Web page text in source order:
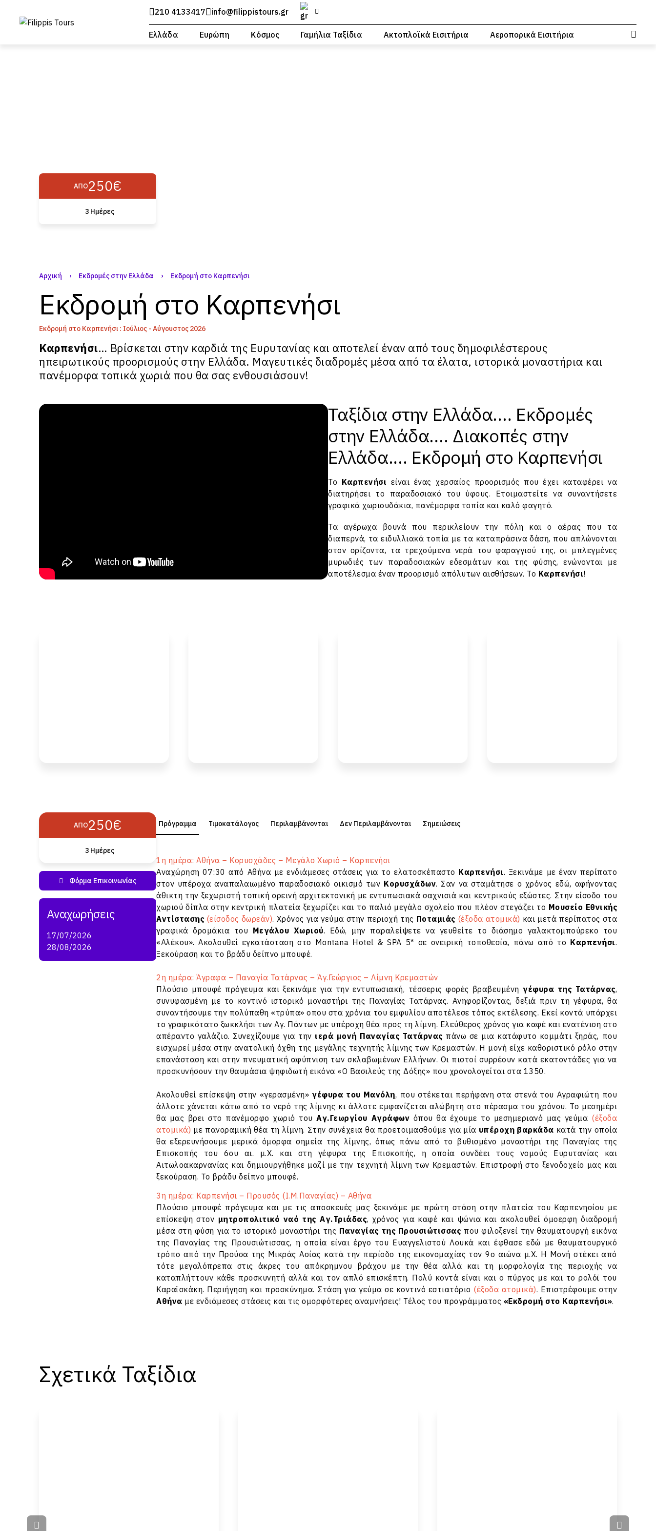
210 4133417 info@filippistours.gr
Ελλάδα Ευρώπη Κόσμος Γαμήλια Ταξίδια Ακτοπλοϊκά Εισιτήρια Αεροπορικά Εισιτήρια
ΑΠΌ250€
3 Ημέρες
Αρχική › Εκδρομές στην Ελλάδα › Εκδρομή στο Καρπενήσι
Εκδρομή στο Καρπενήσι
Εκδρομή στο Καρπενήσι : Ιούλιος - Αύγουστος 2026
Καρπενήσι… Βρίσκεται στην καρδιά της Ευρυτανίας και αποτελεί έναν από τους δημοφιλέστερους
ηπειρωτικούς προορισμούς στην Ελλάδα. Μαγευτικές διαδρομές μέσα από τα έλατα, ιστορικά μοναστήρια και
πανέμορφα τοπικά χωριά που θα σας ενθουσιάσουν!
Ταξίδια στην Ελλάδα.... Εκδρομές
στην Ελλάδα.... Διακοπές στην
Ελλάδα.... Εκδρομή στο Καρπενήσι
Το Καρπενήσι είναι ένας χερσαίος προορισμός που έχει καταφέρει να
διατηρήσει το παραδοσιακό του ύφους. Ετοιμαστείτε να συναντήσετε
γραφικά χωριουδάκια, πανέμορφα τοπία και καλό φαγητό.
Τα αγέρωχα βουνά που περικλείουν την πόλη και ο αέρας που τα
διαπερνά, τα ειδυλλιακά τοπία με τα καταπράσινα δάση, που απλώνονται
στον ορίζοντα, τα τρεχούμενα νερά του φαραγγιού της, οι μπλεγμένες
μυρωδιές των παραδοσιακών εδεσμάτων και της φύσης, ενώνονται με
αποτέλεσμα έναν προορισμό απόλυτων αισθήσεων. Το Καρπενήσι!
ΑΠΌ250€
3 Ημέρες
17/07/2026
28/08/2026
Πρόγραμμα Τιμοκατάλογος Περιλαμβάνονται Δεν Περιλαμβάνονται Σημειώσεις
1η ημέρα: Αθήνα – Κορυσχάδες – Μεγάλο Χωριό – Καρπενήσι
Αναχώρηση 07:30 από Αθήνα με ενδιάμεσες στάσεις για το ελατοσκέπαστο Καρπενήσι. Ξεκινάμε με έναν περίπατο
στον υπέροχα αναπαλαιωμένο παραδοσιακό οικισμό των Κορυσχάδων. Σαν να σταμάτησε ο χρόνος εδώ, αφήνοντας
άθικτη την ξεχωριστή τοπική ορεινή αρχιτεκτονική με εντυπωσιακά σαχνισιά και κεντρικούς εξώστες. Στην είσοδο του
χωριού δίπλα στην κεντρική πλατεία ξεχωρίζει και το παλιό μεγάλο σχολείο που πλέον στεγάζει το Μουσείο Εθνικής
Αντίστασης (είσοδος δωρεάν). Χρόνος για γεύμα στην περιοχή της Ποταμιάς (έξοδα ατομικά) και μετά περίπατος στα
γραφικά δρομάκια του Μεγάλου Χωριού. Εδώ, μην παραλείψετε να γευθείτε το διάσημο γαλακτομπούρεκο του
«Αλέκου». Ακολουθεί εγκατάσταση στο Montana Hotel & SPA 5* σε ονειρική τοποθεσία, πάνω από το Καρπενήσι.
Ξεκούραση και το βράδυ δείπνο μπουφέ.
2η ημέρα: Άγραφα – Παναγία Τατάρνας – Άγ.Γεώργιος – Λίμνη Κρεμαστών
Πλούσιο μπουφέ πρόγευμα και ξεκινάμε για την εντυπωσιακή, τέσσερις φορές βραβευμένη γέφυρα της Τατάρνας,
συνυφασμένη με το κοντινό ιστορικό μοναστήρι της Παναγίας Τατάρνας. Ανηφορίζοντας, δεξιά πριν τη γέφυρα, θα
συναντήσουμε την πολύπαθη «τρύπα» οπου στα χρόνια του εμφυλίου αποτέλεσε τόπος εκτέλεσης. Εκεί κοντά υπάρχει
το γραφικότατο ξωκκλήσι των Αγ. Πάντων με υπέροχη θέα προς τη λίμνη. Ελεύθερος χρόνος για καφέ και ενατένιση στο
απέραντο γαλάζιο. Συνεχίζουμε για την ιερά μονή Παναγίας Τατάρνας πάνω σε μια κατάφυτο κομμάτι ξηράς, που
εισχωρεί μέσα στην ανατολική όχθη της μεγάλης τεχνητής λίμνης των Κρεμαστών. Η μονή είχε καθοριστικό ρόλο στην
επανάσταση και στην πνευματική αφύπνιση των σκλαβωμένων Ελλήνων. Οι πιστοί συρρέουν κατά εκατοντάδες για να
προσκυνήσουν την θαυμάσια ψηφιδωτή εικόνα «Ο Βασιλεύς της Δόξης» που χρονολογείται στα 1350.
Ακολουθεί επίσκεψη στην «γερασμένη» γέφυρα του Μανόλη, που στέκεται περήφανη στα στενά του Αγραφιώτη που
άλλοτε χάνεται κάτω από το νερό της λίμνης κι άλλοτε εμφανίζεται αλώβητη στο πέρασμα του χρόνου. Το μεσημέρι
θα μας βρει στο πανέμορφο χωριό τουΑγ.Γεωργίου Αγράφων όπου θα έχουμε το μεσημεριανό μας γεύμα (έξοδα
ατομικά) με πανοραμική θέα τη λίμνη. Στην συνέχεια θα προετοιμασθούμε για μία υπέροχη βαρκάδα κατά την οποία
θα εξερευνήσουμε μερικά όμορφα σημεία της λίμνης, όπως πάνω από το βυθισμένο μοναστήρι της Παναγίας της
Επισκοπής του 6ου αι. μ.Χ. και στη γέφυρα της Επισκοπής, η οποία συνδέει τους νομούς Ευρυτανίας και
Αιτωλοακαρνανίας και δημιουργήθηκε μαζί με την τεχνητή λίμνη των Κρεμαστών. Επιστροφή στο ξενοδοχείο μας και
ξεκούραση. Το βράδυ δείπνο μπουφέ.
3η ημέρα: Καρπενήσι – Προυσός (Ι.Μ.Παναγίας) – Αθήνα
Πλούσιο μπουφέ πρόγευμα και με τις αποσκευές μας ξεκινάμε με πρώτη στάση στην πλατεία του Καρπενησίου με
επίσκεψη στον μητροπολιτικό ναό της Αγ.Τριάδας, χρόνος για καφέ και ψώνια και ακολουθεί όμοερφη διαδρομή
μέσα στη φύση για το ιστορικό μοναστήρι της Παναγίας της Προυσιώτισσας που φιλοξενεί την θαυματουργή εικόνα
της Παναγίας της Προυσιώτισσας, η οποία είναι έργο του Ευαγγελιστού Λουκά και έφθασε εδώ με θαυματουργικό
τρόπο από την Προύσα της Μικράς Ασίας κατά την περίοδο της εικονομαχίας τον 9ο αιώνα μ.Χ. Η Μονή στέκει από
τότε μεγαλόπρεπα στις άκρες του απόκρημνου βράχου με την θέα αλλά και τη μορφολογία της περιοχής να
καταπλήττουν κάθε προσκυνητή αλλά και τον απλό επισκέπτη. Πολύ κοντά είναι και ο πύργος με και το ρολόϊ του
Καραϊσκάκη. Περιήγηση και προσκύνημα. Στάση για γεύμα σε κοντινό εστιατόριο (έξοδα ατομικά). Επιστρέφουμε στην
Αθήνα με ενδιάμεσες στάσεις και τις ομορφότερες αναμνήσεις! Τέλος του προγράμματος «Εκδρομή στο Καρπενήσι».
Σχετικά Ταξίδια